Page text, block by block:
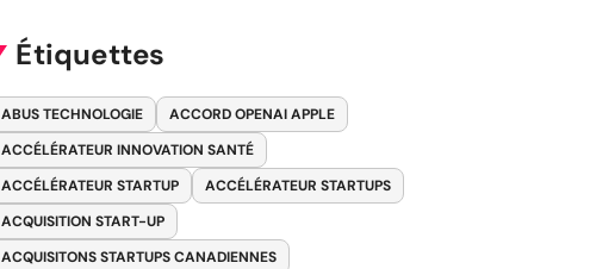
Étiquettes
ABUS TECHNOLOGIE
ACCORD OPENAI APPLE
ACCÉLÉRATEUR INNOVATION SANTÉ
ACCÉLÉRATEUR STARTUP
ACCÉLÉRATEUR STARTUPS
ACQUISITION START-UP
ACQUISITONS STARTUPS CANADIENNES